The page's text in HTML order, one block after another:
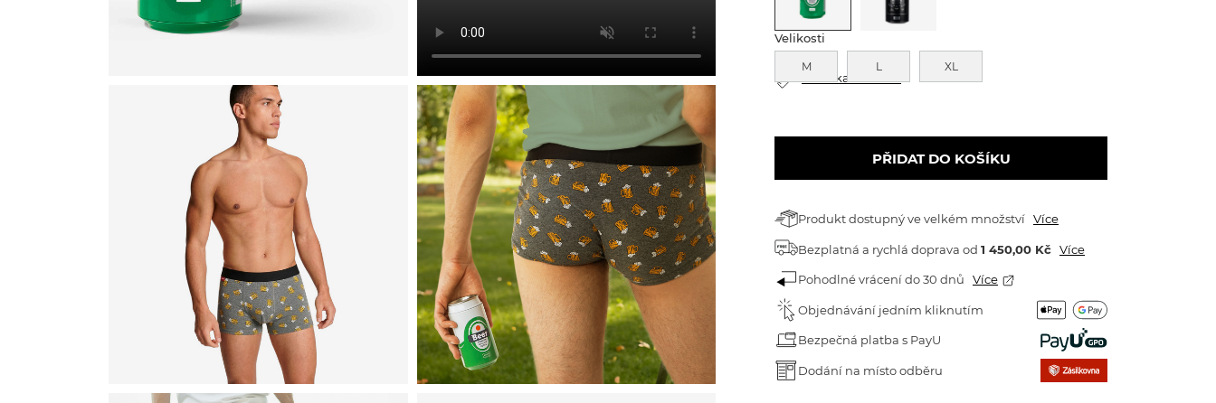
Dárek ke dni dětí
Dárek k narozeninám
Dárek na Velikonoce
Dárek na Valentýna
Vánoční dárky
Velikosti
M L XL
Tabulka velikostí
PŘIDAT DO KOŠÍKU
Produkt dostupný ve velkém množství Více
Bezplatná a rychlá doprava od1 450,00 Kč Více
Pohodlné vrácení do 30 dnů Více
Objednávání jedním kliknutím
Bezpečná platba s PayU
Dodání na místo odběru